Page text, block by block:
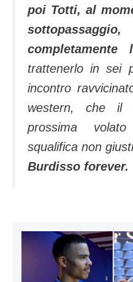
poi Totti, al
trattenerlo in sei
incontro
western, che il
prossima
squalifica non
Burdisso forever.